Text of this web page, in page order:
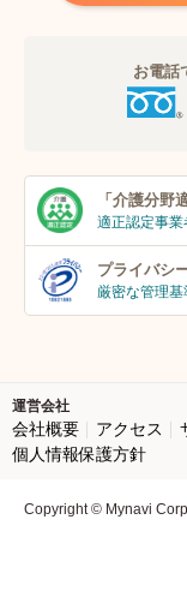
お電話
「介護分野
適正認定事業
プライバシ
厳密な管理
運営会社
会社概要 アクセス
個人情報保護方針
Copyright © Mynavi